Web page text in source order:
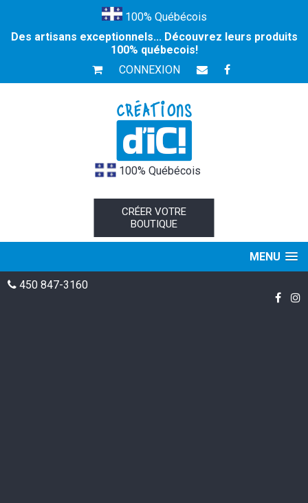
100% Québécois
Des artisans exceptionnels... Découvrez leurs produits
100% québecois!
CONNEXION
100% Québécois
CRÉER VOTRE
BOUTIQUE
MENU
450 847-3160